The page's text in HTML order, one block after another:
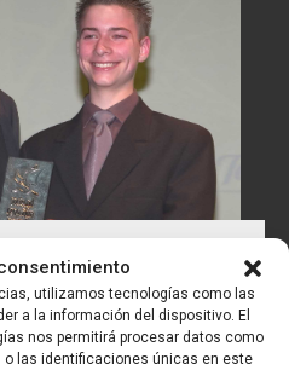
utilizamos tecnologías como las
a la información del dispositivo. El
nos permitirá procesar datos como
las identificaciones únicas en este
del Año SGE 2004